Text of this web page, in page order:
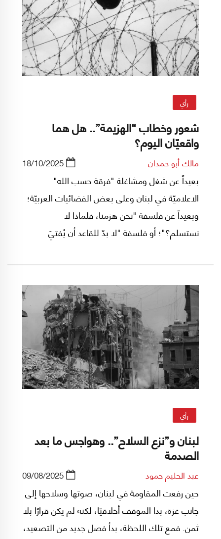
رأي
شعور وخطاب “الهزيمة”.. هل هما
واقعيّان اليوم؟
مالك أبو حمدان 18/10/2025
بعيداً عن شغل ومشاغلة "فرقة حسب الله"
الاعلاميّة في لبنان وعلى بعض الفضائيات العربيّة؛
وبعيداً عن فلسفة "نحن هزمنا، فلماذا لا
نستسلم؟"؛ أو فلسفة "لا بدّ للقاعد أن يُفتيَ
ضمانات جدّيّة، لعلّ الغرب الدّاعم لإسرائيل أصلاً
يبعث لنا ببعض الدنانير"؛ أو فلسفة "نحن تحت
الاستعمار، ومع ذلك فلنبنِ (دولة) ولو كانت بلا
سيادة حقيقيّة"؛ أو فلسفة "لماذا لا نطبّق تجربة
الرّئيس أبو مازن، على لبنان؟"... بعيداً عن كلّ هذا
الضّجيج الذي يُحاول التّشويش على من بقي يطوف
من بين الحجيج، فلنتوقّف عند عوامل تجعلنا نعتقد
أنّ الحديث عن "هزيمة" في هذه اللّحظة ليس واقعيّاً
بالفعل.
رأي
لبنان و”نزع السلاح”.. وهواجس ما بعد
الصدمة
عبد الحليم حمود 09/08/2025
حين رفعت المقاومة في لبنان، صوتها وسلاحها إلى
جانب غزة، بدا الموقف أخلاقيًا، لكنه لم يكن قرارًا بلا
ثمن. فمع تلك اللحظة، بدأ فصل جديد من التصعيد،